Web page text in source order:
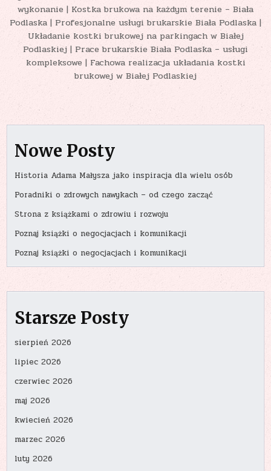
wykonanie | Kostka brukowa na każdym terenie – Biała
Podlaska | Profesjonalne usługi brukarskie Biała Podlaska |
Układanie kostki brukowej na parkingach w Białej
Podlaskiej | Prace brukarskie Biała Podlaska – usługi
kompleksowe | Fachowa realizacja układania kostki
brukowej w Białej Podlaskiej
Nowe Posty
Historia Adama Małysza jako inspiracja dla wielu osób
Poradniki o zdrowych nawykach – od czego zacząć
Strona z książkami o zdrowiu i rozwoju
Poznaj książki o negocjacjach i komunikacji
Poznaj książki o negocjacjach i komunikacji
Starsze Posty
sierpień 2026
lipiec 2026
czerwiec 2026
maj 2026
kwiecień 2026
marzec 2026
luty 2026